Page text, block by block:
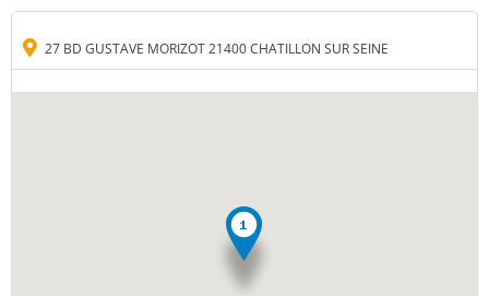
27 BD GUSTAVE MORIZOT 21400 CHATILLON SUR SEINE